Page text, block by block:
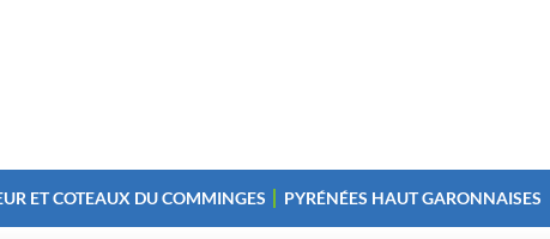
ET COTEAUX DU COMMINGES PYRÉNÉES HAUT GARONNAISES